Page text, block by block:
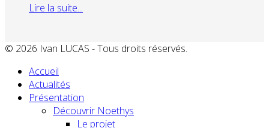
Lire la suite...
© 2026 Ivan LUCAS - Tous droits réservés.
Accueil
Actualités
Présentation
Découvrir Noethys
Le projet